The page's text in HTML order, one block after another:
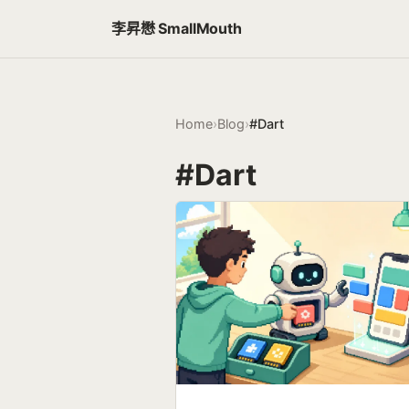
李昇懋 SmallMouth
Home›Blog›#Dart
#Dart